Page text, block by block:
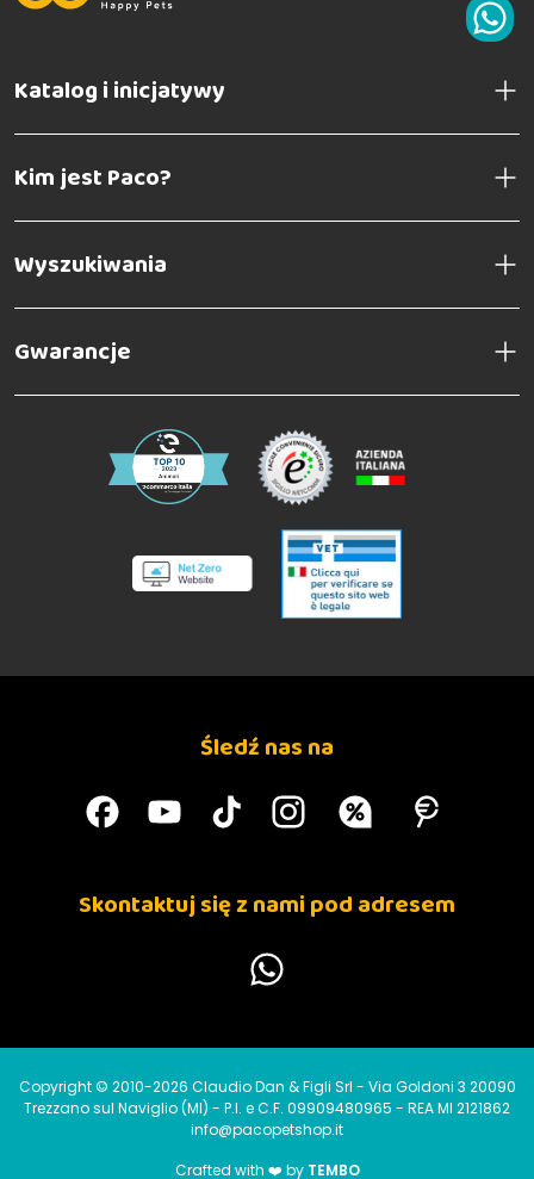
Katalog i inicjatywy
Kim jest Paco?
Wyszukiwania
Gwarancje
Śledź nas na
Skontaktuj się z nami pod adresem
Copyright © 2010-2026 Claudio Dan & Figli Srl - Via Goldoni 3 20090
Trezzano sul Naviglio (MI) - P.I. e C.F. 09909480965 - REA MI 2121862
info@pacopetshop.it
Crafted with ❤️ by TEMBO